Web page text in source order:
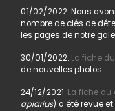
01/02/2022. Nous
nombre de clés de
les pages de notre
30/01/2022. La fiche
de nouvelles photos.
24/12/2021. La fiche du
apiarius) a été revue